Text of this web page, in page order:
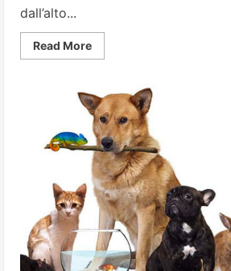
dall’alto...
Read MoreRead
more
acquaiolo:
il
principe
del
ruscello